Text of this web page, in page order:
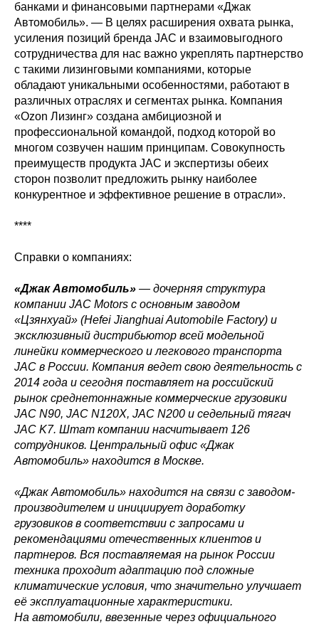
банками и финансовыми партнерами «Джак
Автомобиль». — В целях расширения охвата рынка,
усиления позиций бренда JAC и взаимовыгодного
сотрудничества для нас важно укреплять партнерство
с такими лизинговыми компаниями, которые
обладают уникальными особенностями, работают в
различных отраслях и сегментах рынка. Компания
«Ozon Лизинг» создана амбициозной и
профессиональной командой, подход которой во
многом созвучен нашим принципам. Совокупность
преимуществ продукта JAC и экспертизы обеих
сторон позволит предложить рынку наиболее
конкурентное и эффективное решение в отрасли».
****
Справки о компаниях:
«Джак Автомобиль» — дочерняя структура
компании JAC Motors с основным заводом
«Цзянхуай» (Hefei Jianghuai Automobile Factory) и
эксклюзивный дистрибьютор всей модельной
линейки коммерческого и легкового транспорта
JAC в России. Компания ведет свою деятельность с
2014 года и сегодня поставляет на российский
рынок среднетоннажные коммерческие грузовики
JAC N90, JAC N120X, JAC N200 и седельный тягач
JAC K7. Штат компании насчитывает 126
сотрудников. Центральный офис «Джак
Автомобиль» находится в Москве.
«Джак Автомобиль» находится на связи с заводом-
производителем и инициирует доработку
грузовиков в соответствии с запросами и
рекомендациями отечественных клиентов и
партнеров. Вся поставляемая на рынок России
техника проходит адаптацию под сложные
климатические условия, что значительно улучшает
её эксплуатационные характеристики.
На автомобили, ввезенные через официального